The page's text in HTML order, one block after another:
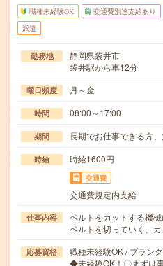
職種未経験OK 交通費別途支給あり
派遣
勤務地
静岡県袋井市
袋井駅から車12分
曜日頻度 月～金
時間 08:00～17:00
期間 長期でお仕事できる方、
時給 時給1600円
交通費
交通費規定内支給
仕事内容
ベルトをカットする機
ベルトを切っていく、
応募資格
職種未経験OK / ブラン
◆未経験OK！〇まずは